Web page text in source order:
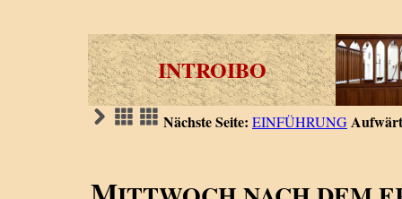
INTROIBO
Nächste Seite: EINFÜHRUNG